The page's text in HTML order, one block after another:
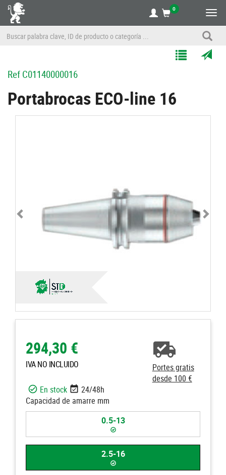
0
un
Listas
RefC01140000016
Portabrocas ECO-line 16
294,30 €
IVA NO INCLUIDO
Portes gratis
desde 100 €
En stock
24/48h
Capacidad de amarre mm
0.5-13
2.5-16